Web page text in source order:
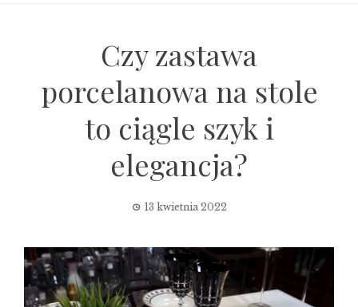
Czy zastawa
porcelanowa na stole
to ciągle szyk i
elegancja?
13 kwietnia 2022